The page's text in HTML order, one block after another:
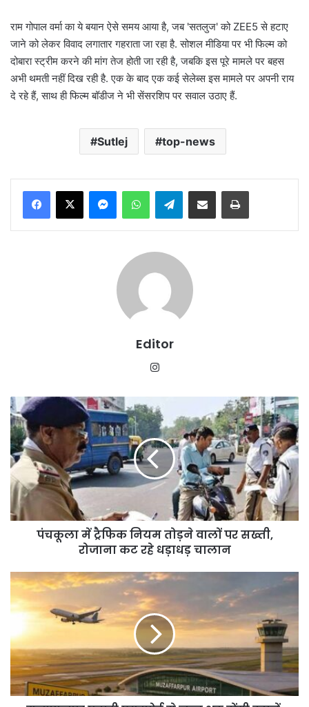
राम गोपाल वर्मा का ये बयान ऐसे समय आया है, जब 'सतलुज' को ZEE5 से हटाए
जाने को लेकर विवाद लगातार गहराता जा रहा है. सोशल मीडिया पर भी फिल्म को
दोबारा स्ट्रीम करने की मांग तेज होती जा रही है, जबकि इस पूरे मामले पर बहस
अभी थमती नहीं दिख रही है. एक के बाद एक कई सेलेब्स इस मामले पर अपनी राय
दे रहे हैं, साथ ही फिल्म बॉडीज ने भी सेंसरशिप पर सवाल उठाए हैं.
Sutlej top-news
MessengerWhatsAppTelegramShare via Email Print
Editor
पंचकूला
में
ट्रैफिक
नियम
तोड़ने
वालों
पर
सख्ती,
रोजाना
चालान
पंचकूला में ट्रैफिक नियम तोड़ने वालों पर सख्ती,
रोजाना कट रहे धड़ाधड़ चालान
मुजफ्फरपुर
एयरपोर्ट
जल्द
शुरू
होंगी
उड़ानें,
जून